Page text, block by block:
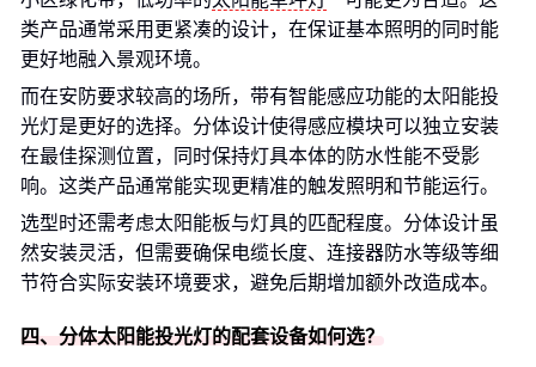
类产品通常采用更紧凑的设计，在保证基本照明的同时能
更好地融入景观环境。
而在安防要求较高的场所，带有智能感应功能的太阳能投
光灯是更好的选择。分体设计使得感应模块可以独立安装
在最佳探测位置，同时保持灯具本体的防水性能不受影
响。这类产品通常能实现更精准的触发照明和节能运行。
选型时还需考虑太阳能板与灯具的匹配程度。分体设计虽
然安装灵活，但需要确保电缆长度、连接器防水等级等细
节符合实际安装环境要求，避免后期增加额外改造成本。
四、分体太阳能投光灯的配套设备如何选？